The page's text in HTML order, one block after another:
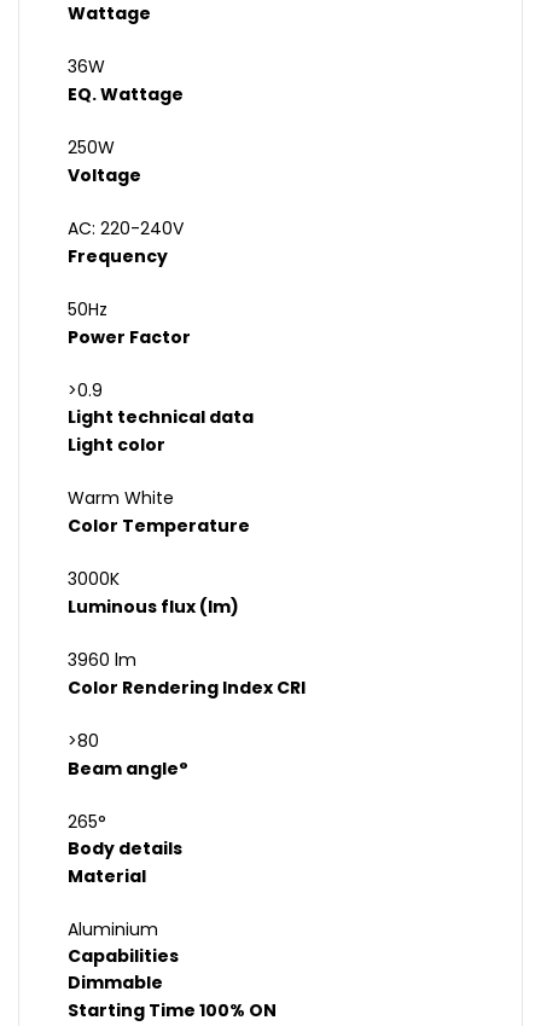
Wattage
36W
EQ. Wattage
250W
Voltage
AC: 220-240V
Frequency
50Hz
Power Factor
>0.9
Light technical data
Light color
Warm White
Color Temperature
3000K
Luminous flux (lm)
3960 lm
Color Rendering Index CRI
>80
Beam angle°
265°
Body details
Material
Aluminium
Capabilities
Dimmable
Starting Time 100% ON